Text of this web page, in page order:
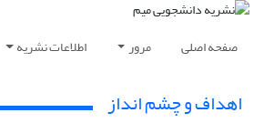
صفحه اصلی مرور اطلاعات نشریه
اهداف و چشم انداز